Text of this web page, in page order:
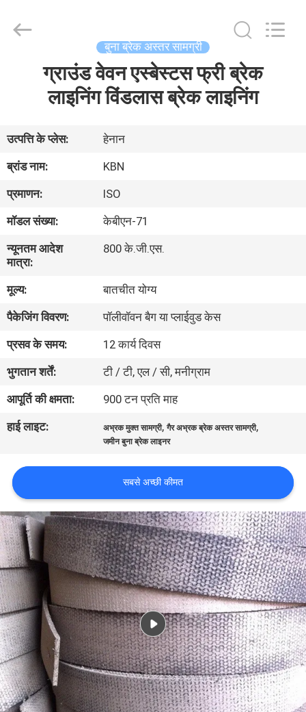
हमारे
बारे
कारखाना
गुणवत्ता
नियंत्रण
संपर्क
करें
उद्धरण
की
विनती
करे
साइटमैप
PRIVACY
POLICY
बुना ब्रेक अस्तर सामग्री
ग्राउंड वेवन एस्बेस्टस फ्री ब्रेक
लाइनिंग विंडलास ब्रेक लाइनिंग
उत्पत्ति के प्लेस:
हेनान
ब्रांड नाम:
KBN
प्रमाणन:
ISO
मॉडल संख्या:
केबीएन-71
न्यूनतम आदेश
मात्रा:
800 के.जी.एस.
मूल्य:
बातचीत योग्य
पैकेजिंग विवरण:
पॉलीवॉवन बैग या प्लाईवुड केस
प्रसव के समय:
12 कार्य दिवस
भुगतान शर्तें:
टी / टी, एल / सी, मनीग्राम
आपूर्ति की क्षमता:
900 टन प्रति माह
हाई लाइट:
अभ्रक मुक्त सामग्री,गैर अभ्रक ब्रेक अस्तर सामग्री,
जमीन बुना ब्रेक लाइनर
सबसे अच्छी कीमत